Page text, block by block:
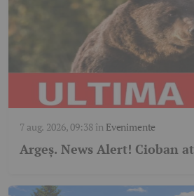
7 aug. 2026, 09:38în Evenimente
Argeş. News Alert! Cioban